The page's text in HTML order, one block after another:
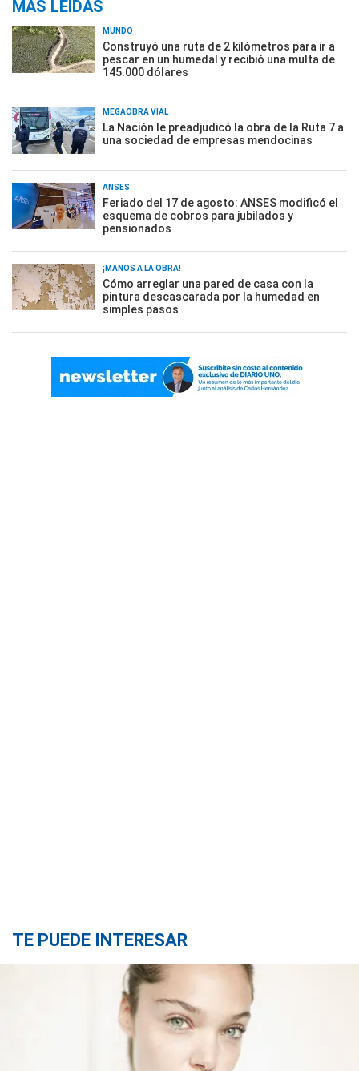
MÁS LEÍDAS
MUNDO
Construyó una ruta de 2 kilómetros para ir a
pescar en un humedal y recibió una multa de
145.000 dólares
MEGAOBRA VIAL
La Nación le preadjudicó la obra de la Ruta 7 a
una sociedad de empresas mendocinas
ANSES
Feriado del 17 de agosto: ANSES modificó el
esquema de cobros para jubilados y
pensionados
¡MANOS A LA OBRA!
Cómo arreglar una pared de casa con la
pintura descascarada por la humedad en
simples pasos
TE PUEDE INTERESAR